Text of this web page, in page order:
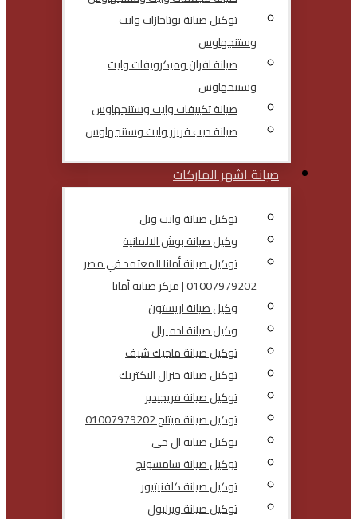
توكيل صيانة بوتاجازات وايت
وستنجهاوس
صيانة افران وميكرويفات وايت
وستنجهاوس
صيانة تكييفات وايت وستنجهاوس
صيانة ديب فريزر وايت وستنجهاوس
صيانة اشهر الماركات
توكيل صيانة وايت ويل
وكيل صيانة بوش الالمانية
توكيل صيانة أمانا المعتمد في مصر
01007979202 | مركز صيانة أمانا
وكيل صيانة اريستون
وكيل صيانة ادميرال
توكيل صيانة ماجيك شيف
توكيل صيانة جنرال اليكتريك
توكيل صيانة فريجيدير
توكيل صيانة ميتاج 01007979202
توكيل صيانة ال جى
توكيل صيانة سامسونج
توكيل صيانة كلفنيتيور
توكيل صيانة ويرلبول